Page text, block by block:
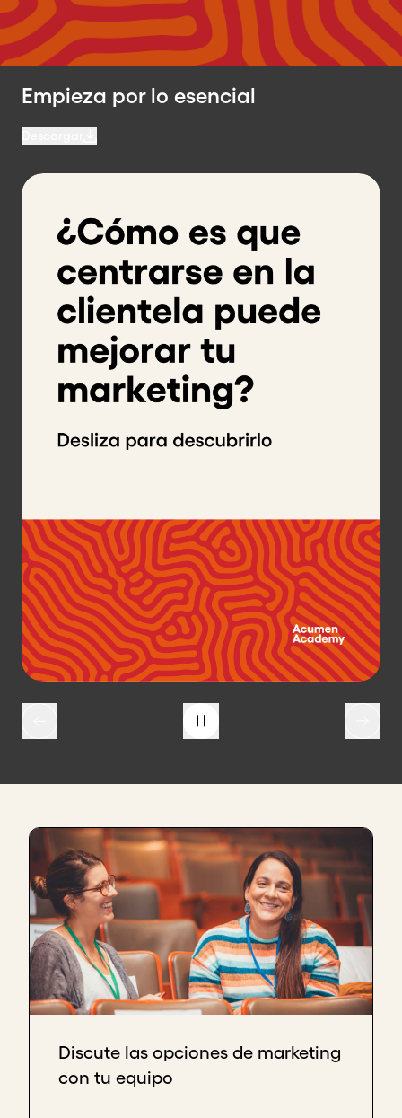
Empieza por lo esencial
Discute las opciones de marketing
con tu equipo